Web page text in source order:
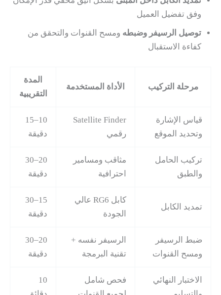
وفق تفضيل العميل
توصيل الرسيفر وضبطه ومسح القنوات والتحقق من
كفاءة الاستقبال
مرحلة التركيب الأداة المستخدمة
المدة
التقريبية
قياس الإشارة
وتحديد الموقع
Satellite Finder
رقمي
10–15
دقيقة
تركيب الحامل
والطبق
مثاقب ومسامير
احترافية
20–30
دقيقة
تمديد الكابل
كابل RG6 عالي
الجودة
15–30
دقيقة
ضبط الرسيفر
ومسح القنوات
الرسيفر نفسه +
تقنية البرمجة
20–30
دقيقة
الاختبار النهائي
فحص شامل
10